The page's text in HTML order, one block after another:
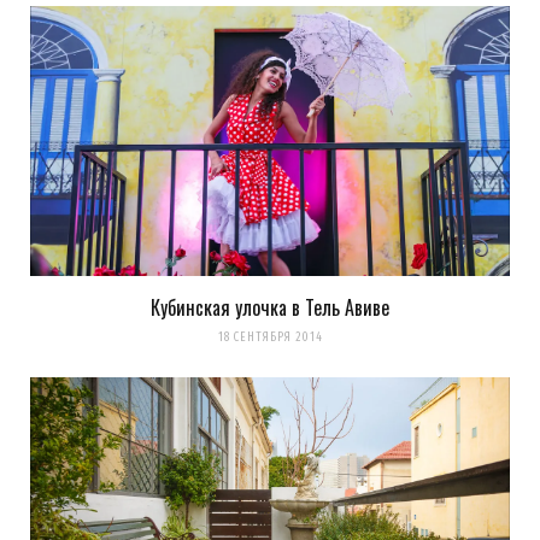
Кубинская улочка в Тель Авиве
18 СЕНТЯБРЯ 2014